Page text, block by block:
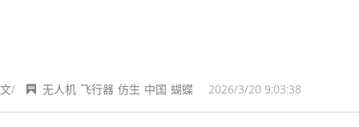
文/ 2026/3/20 9:03:38
无人机 飞行器 仿生 中国 蝴蝶